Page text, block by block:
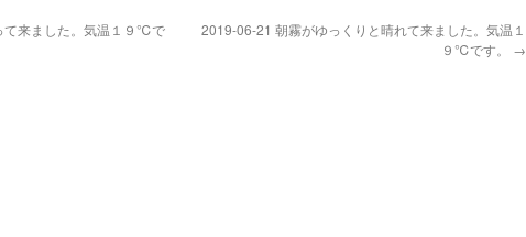
て来ました。気温１９℃で
2019-06-21 朝霧がゆっくりと晴れて来ました。気温１
９℃です。 →